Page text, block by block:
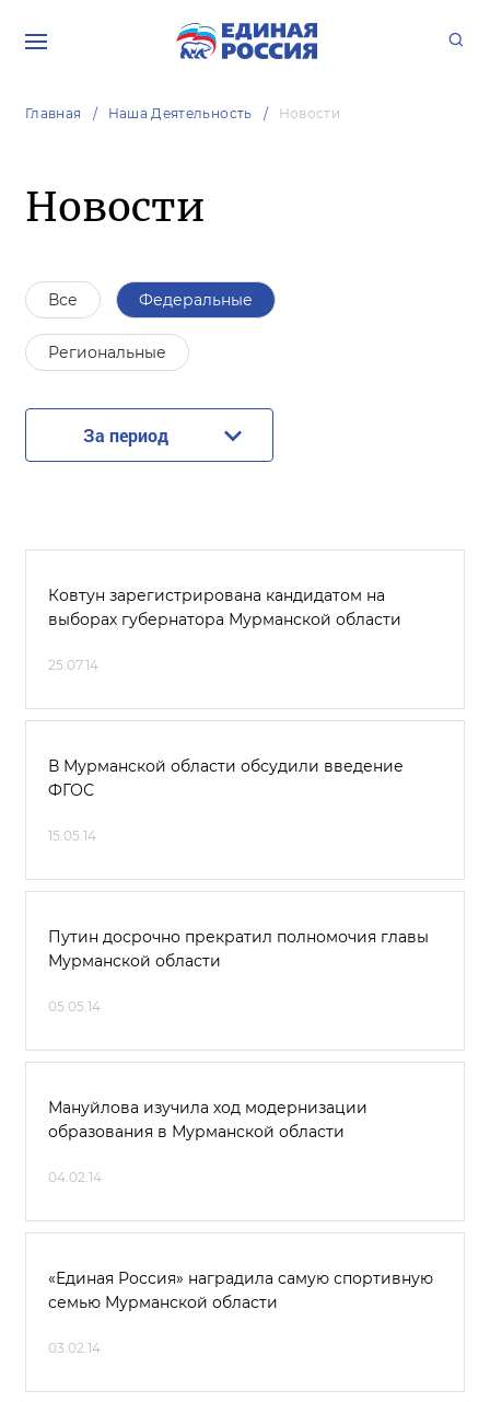
Главная Наша Деятельность Новости
Новости
Все Федеральные
Региональные
За период
Ковтун зарегистрирована кандидатом на
выборах губернатора Мурманской области
25.07.14
В Мурманской области обсудили введение
ФГОС
15.05.14
Путин досрочно прекратил полномочия главы
Мурманской области
05.05.14
Мануйлова изучила ход модернизации
образования в Мурманской области
04.02.14
«Единая Россия» наградила самую спортивную
семью Мурманской области
03.02.14